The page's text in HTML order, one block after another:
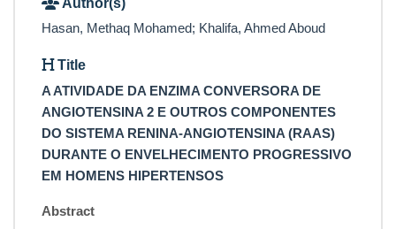
Hasan, Methaq Mohamed; Khalifa, Ahmed Aboud
Title
A ATIVIDADE DA ENZIMA CONVERSORA DE
ANGIOTENSINA 2 E OUTROS COMPONENTES
DO SISTEMA RENINA-ANGIOTENSINA (RAAS)
DURANTE O ENVELHECIMENTO PROGRESSIVO
EM HOMENS HIPERTENSOS
Abstract